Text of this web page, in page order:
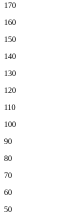
170
160
150
140
130
120
110
100
90
80
70
60
50